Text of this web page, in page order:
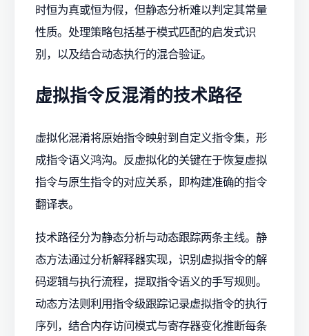
时恒为真或恒为假，但静态分析难以判定其常量
性质。处理策略包括基于模式匹配的启发式识
别，以及结合动态执行的混合验证。
虚拟指令反混淆的技术路径
虚拟化混淆将原始指令映射到自定义指令集，形
成指令语义鸿沟。反虚拟化的关键在于恢复虚拟
指令与原生指令的对应关系，即构建准确的指令
翻译表。
技术路径分为静态分析与动态跟踪两条主线。静
态方法通过分析解释器实现，识别虚拟指令的解
码逻辑与执行流程，提取指令语义的手写规则。
动态方法则利用指令级跟踪记录虚拟指令的执行
序列，结合内存访问模式与寄存器变化推断每条